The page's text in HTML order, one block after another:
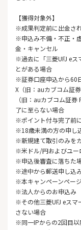
【獲得対象外】
※成果判定前に出金さ
※申込み不備・不正・
金・キャンセル
※過去に「三菱UFJ eス
とがある場合
※証券口座申込から60
X（旧：auカブコム証
（旧：auカブコム証
了に至らない場合
※ポイント付与完了前
※18歳未満の方の申し
※新規建て取引のみを
※米ドル/円およびユー
※申込後審査に落ちた
※途中から郵送申し込
※本キャンペーンペー
※法人からのお申込み
※その他三菱UFJ eス
さない場合
※同一IPからの2回目以